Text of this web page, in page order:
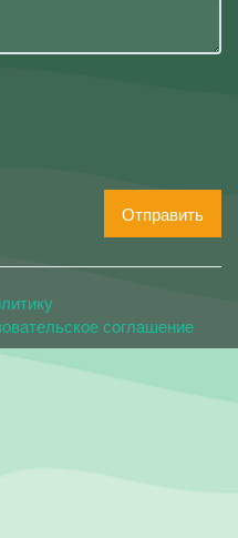
Отправить
соглашение